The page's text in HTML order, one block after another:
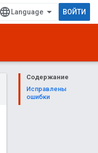
ВОЙТИ
Содержание
Исправлены
ошибки